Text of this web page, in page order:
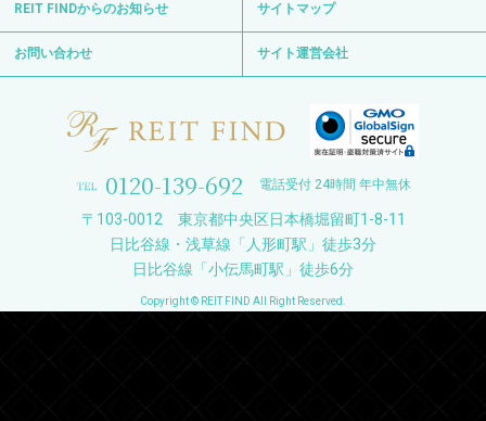
REIT FINDからのお知らせ サイトマップ
お問い合わせ サイト運営会社
0120-139-692 電話受付 24時間 年中無休
〒103-0012 東京都中央区日本橋堀留町1-8-11
日比谷線・浅草線「人形町駅」徒歩3分
日比谷線「小伝馬町駅」徒歩6分
Copyright © REIT FIND All Right Reserved.